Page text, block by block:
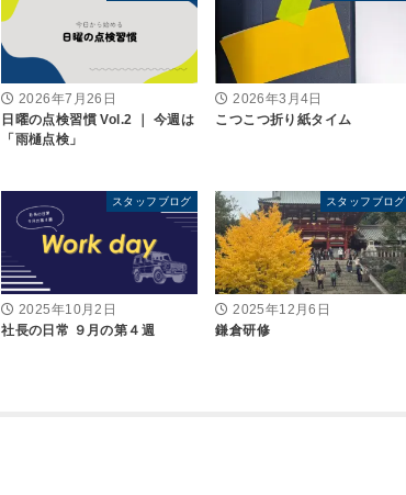
2026年7月26日
日曜の点検習慣 Vol.2 ｜ 今週は
「雨樋点検」
2026年3月4日
こつこつ折り紙タイム
スタッフブログ
2025年10月2日
社長の日常 ９月の第４週
スタッフブログ
2025年12月6日
鎌倉研修